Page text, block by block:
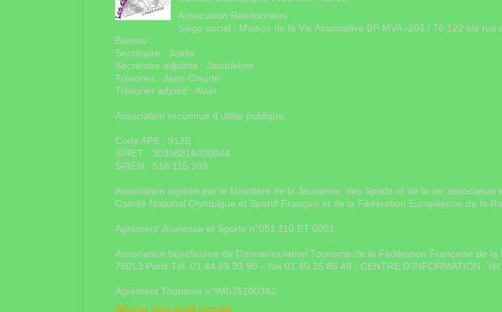
Association Randonnées
Siège social : Maison de la Vie Associative BP MVA -204 / 76 122 bis rue
Bureau :
Secrétaire : Joëlle
Secrétaire adjointe : Jacqueline
Trésorier : Jean-Claude
Trésorier adjoint : Alain
Association reconnue d'utilité publique.
Code APE : 913E
SIRET : 30358816400044
SIREN : 518 115 399
Association agréée par le Ministère de la Jeunesse, des Sports et de la vie
Comité National Olympique et Sportif Français et de la Fédération Européenne de la
Agrément Jeunesse et Sports n°051 110 ET 0001
Association bénéficiaire de l'Immatriculation Tourisme de la Fédération Française de
75013 Paris Tél. 01 44 89 93 90 – fax 01 40 35 85 48 - CENTRE D'INFORMATION :
Agrément Tourisme n°IM075100382
Afficher mon profil complet